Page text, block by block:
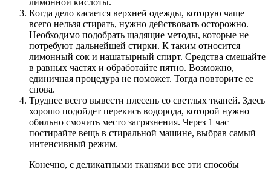
лимонной кислоты.
Когда дело касается верхней одежды, которую чаще
всего нельзя стирать, нужно действовать осторожно.
Необходимо подобрать щадящие методы, которые не
потребуют дальнейшей стирки. К таким относится
лимонный сок и нашатырный спирт. Средства смешайте
в равных частях и обработайте пятно. Возможно,
единичная процедура не поможет. Тогда повторите ее
снова.
Труднее всего вывести плесень со светлых тканей. Здесь
хорошо подойдет перекись водорода, которой нужно
обильно смочить место загрязнения. Через 1 час
постирайте вещь в стиральной машине, выбрав самый
интенсивный режим.
Конечно, с деликатными тканями все эти способы